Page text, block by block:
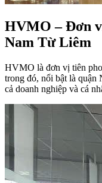
HVMO – Đơn
Nam Từ Liêm
HVMO là đơn vị tiên
trong đó, nổi bật là quận
cả doanh nghiệp và cá